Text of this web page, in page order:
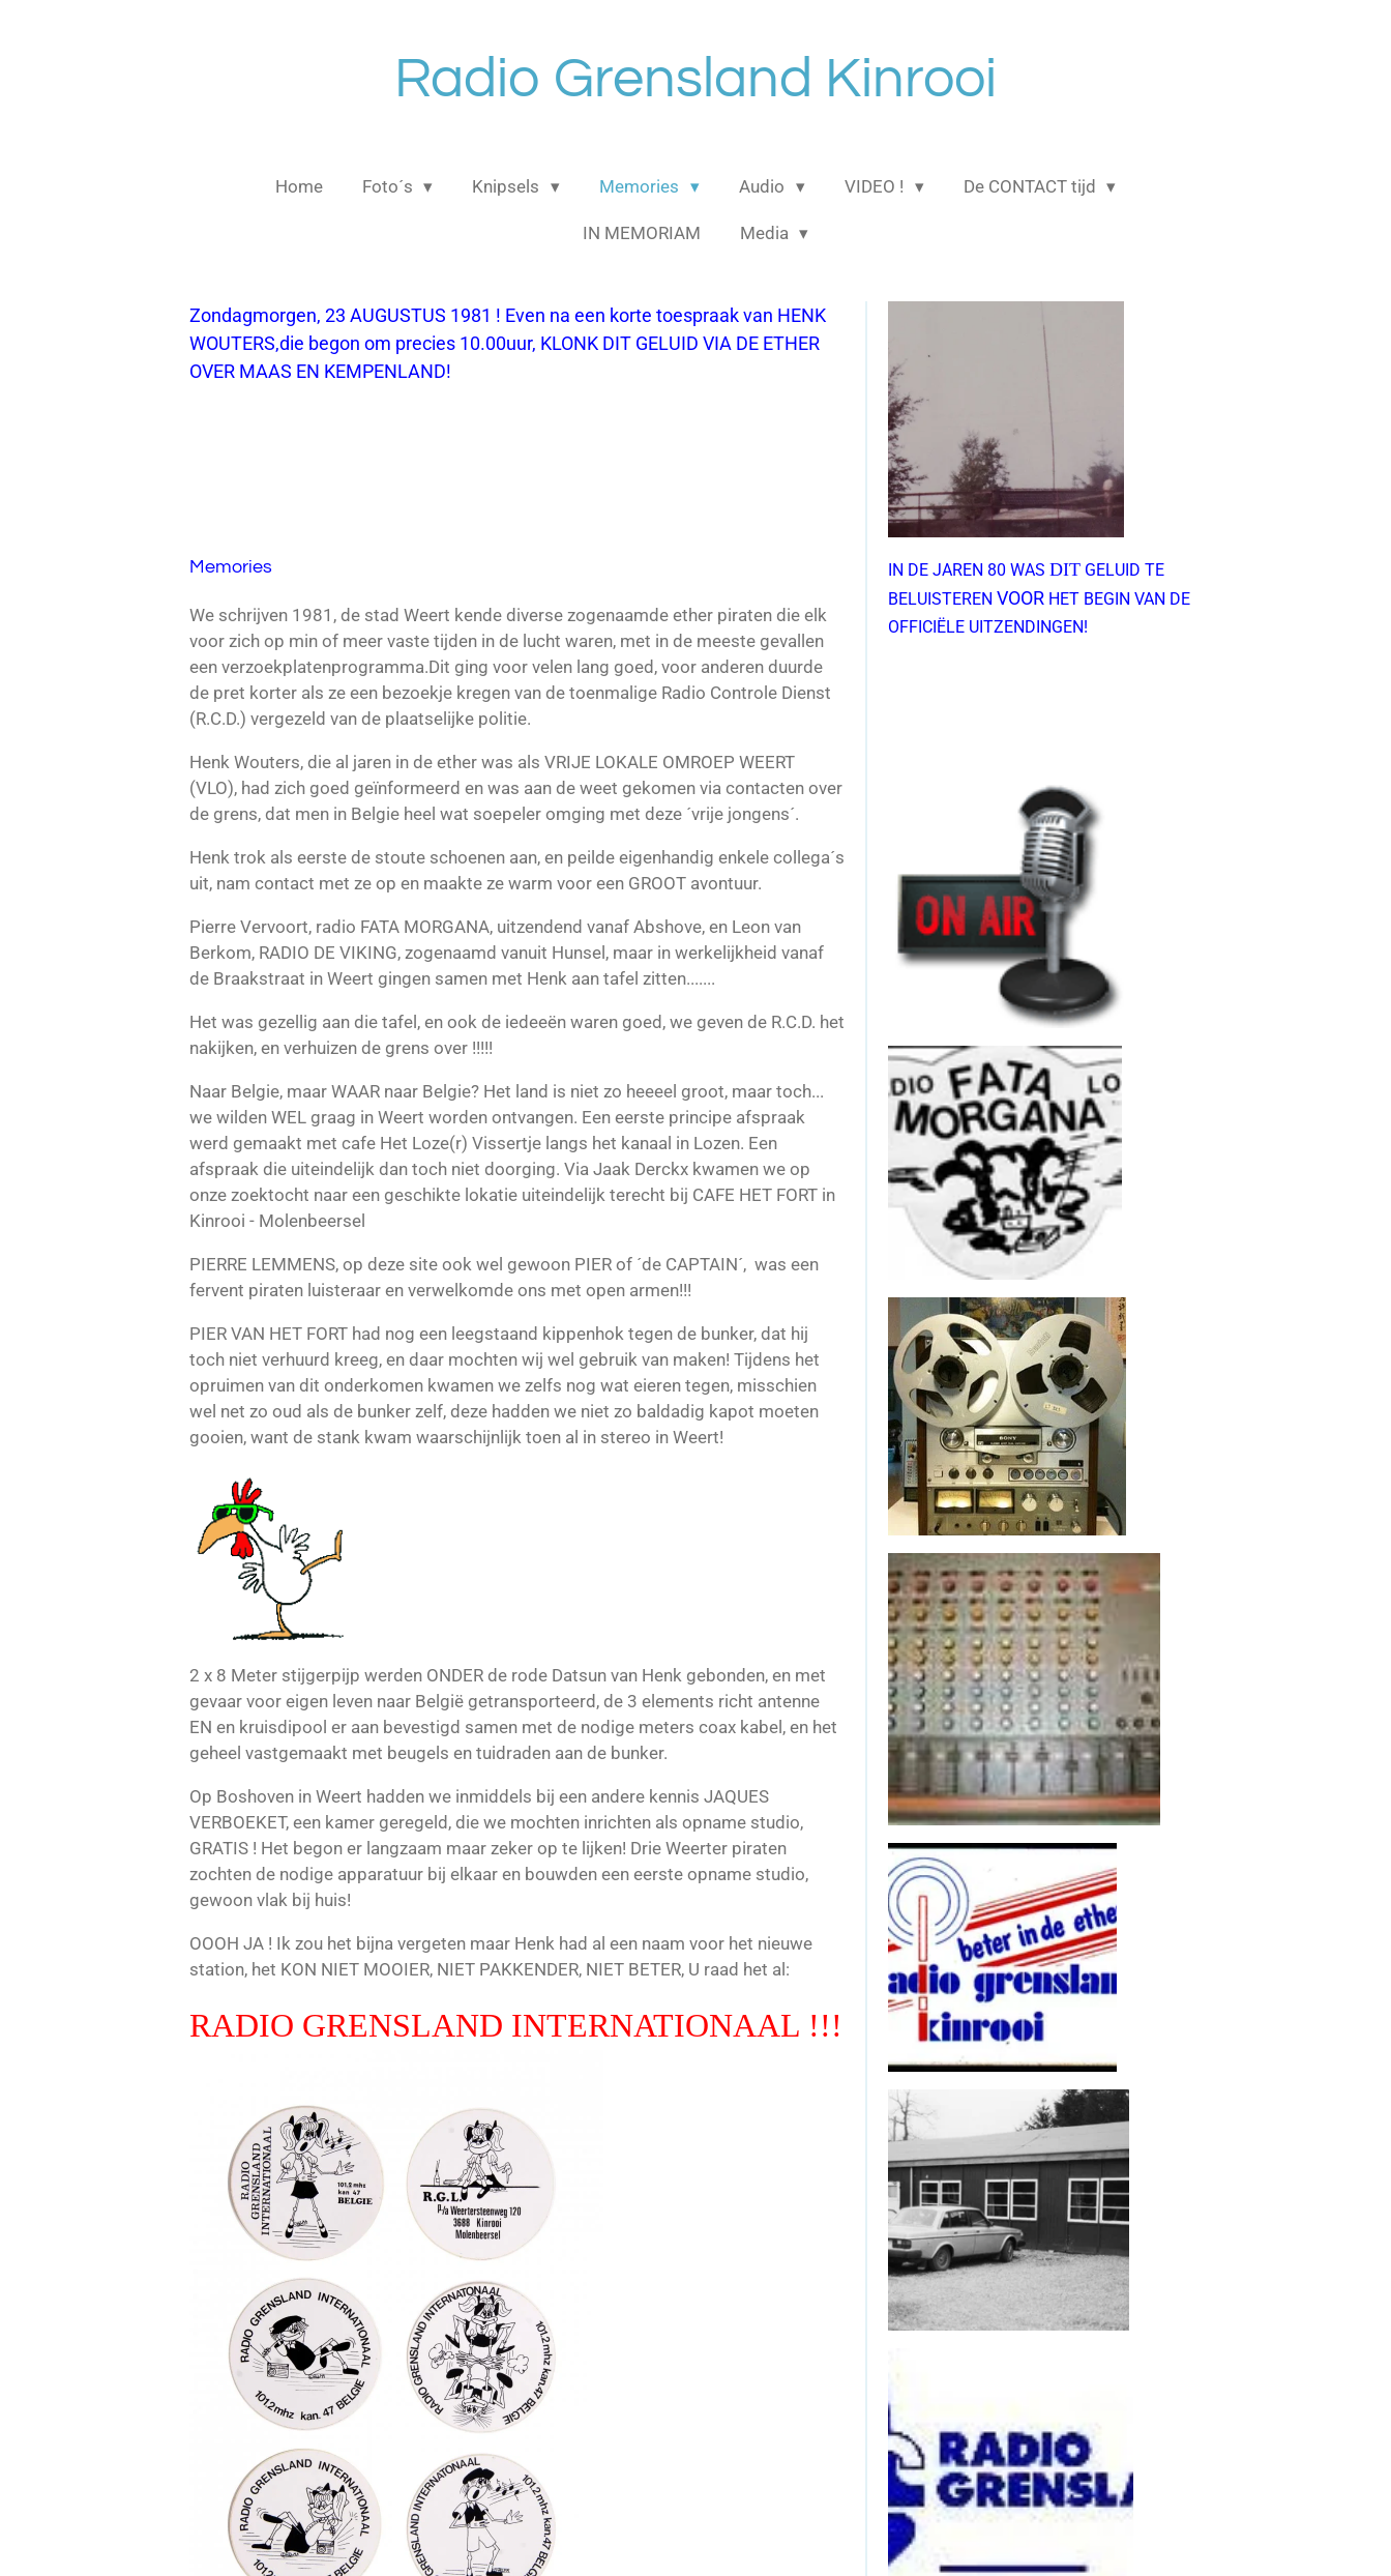
Radio Grensland Kinrooi
Home Foto´s Knipsels Memories Audio VIDEO ! De CONTACT tijd
IN MEMORIAM Media
Zondagmorgen, 23 AUGUSTUS 1981 ! Even na een korte toespraak van HENK
WOUTERS,die begon om precies 10.00uur, KLONK DIT GELUID VIA DE ETHER
OVER MAAS EN KEMPENLAND!
Memories
We schrijven 1981, de stad Weert kende diverse zogenaamde ether piraten die elk
voor zich op min of meer vaste tijden in de lucht waren, met in de meeste gevallen
een verzoekplatenprogramma.Dit ging voor velen lang goed, voor anderen duurde
de pret korter als ze een bezoekje kregen van de toenmalige Radio Controle Dienst
(R.C.D.) vergezeld van de plaatselijke politie.
Henk Wouters, die al jaren in de ether was als VRIJE LOKALE OMROEP WEERT
(VLO), had zich goed geïnformeerd en was aan de weet gekomen via contacten over
de grens, dat men in Belgie heel wat soepeler omging met deze ´vrije jongens´.
Henk trok als eerste de stoute schoenen aan, en peilde eigenhandig enkele collega´s
uit, nam contact met ze op en maakte ze warm voor een GROOT avontuur.
Pierre Vervoort, radio FATA MORGANA, uitzendend vanaf Abshove, en Leon van
Berkom, RADIO DE VIKING, zogenaamd vanuit Hunsel, maar in werkelijkheid vanaf
de Braakstraat in Weert gingen samen met Henk aan tafel zitten.......
Het was gezellig aan die tafel, en ook de iedeeën waren goed, we geven de R.C.D. het
nakijken, en verhuizen de grens over !!!!!
Naar Belgie, maar WAAR naar Belgie? Het land is niet zo heeeel groot, maar toch...
we wilden WEL graag in Weert worden ontvangen. Een eerste principe afspraak
werd gemaakt met cafe Het Loze(r) Vissertje langs het kanaal in Lozen. Een
afspraak die uiteindelijk dan toch niet doorging. Via Jaak Derckx kwamen we op
onze zoektocht naar een geschikte lokatie uiteindelijk terecht bij CAFE HET FORT in
Kinrooi - Molenbeersel
PIERRE LEMMENS, op deze site ook wel gewoon PIER of ´de CAPTAIN´, was een
fervent piraten luisteraar en verwelkomde ons met open armen!!!
PIER VAN HET FORT had nog een leegstaand kippenhok tegen de bunker, dat hij
toch niet verhuurd kreeg, en daar mochten wij wel gebruik van maken! Tijdens het
opruimen van dit onderkomen kwamen we zelfs nog wat eieren tegen, misschien
wel net zo oud als de bunker zelf, deze hadden we niet zo baldadig kapot moeten
gooien, want de stank kwam waarschijnlijk toen al in stereo in Weert!
2 x 8 Meter stijgerpijp werden ONDER de rode Datsun van Henk gebonden, en met
gevaar voor eigen leven naar België getransporteerd, de 3 elements richt antenne
EN en kruisdipool er aan bevestigd samen met de nodige meters coax kabel, en het
geheel vastgemaakt met beugels en tuidraden aan de bunker.
Op Boshoven in Weert hadden we inmiddels bij een andere kennis JAQUES
VERBOEKET, een kamer geregeld, die we mochten inrichten als opname studio,
GRATIS ! Het begon er langzaam maar zeker op te lijken! Drie Weerter piraten
zochten de nodige apparatuur bij elkaar en bouwden een eerste opname studio,
gewoon vlak bij huis!
OOOH JA ! Ik zou het bijna vergeten maar Henk had al een naam voor het nieuwe
station, het KON NIET MOOIER, NIET PAKKENDER, NIET BETER, U raad het al:
RADIO GRENSLAND INTERNATIONAAL !!!
IN DE JAREN 80 WAS DIT GELUID TE
BELUISTEREN VOOR HET BEGIN VAN DE
OFFICIËLE UITZENDINGEN!